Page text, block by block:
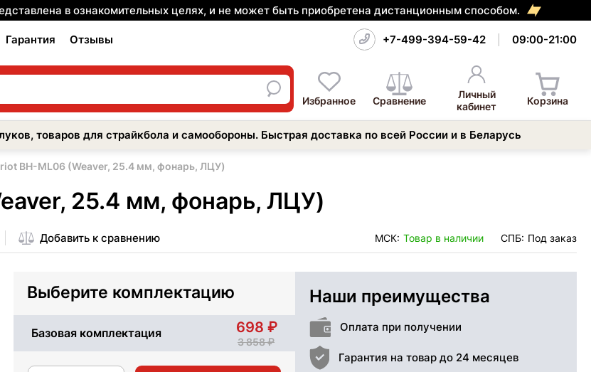
в ознакомительных целях, и не может быть приобретена дистанционным способом.
Гарантия Отзывы +7-499-394-59-42 09:00-21:00
Избранное Сравнение
Личный
кабинет
Корзина
товаров для страйкбола и самообороны. Быстрая доставка по всей России и в Беларусь
BH-ML06 (Weaver, 25.4 мм, фонарь, ЛЦУ)
25.4 мм, фонарь, ЛЦУ)
Добавить к сравнению МСК: Товар в наличии СПБ: Под заказ
Выберите комплектацию
Базовая комплектация 698
3 858
Наши преимущества
Оплата при получении
Гарантия на товар до 24 месяцев